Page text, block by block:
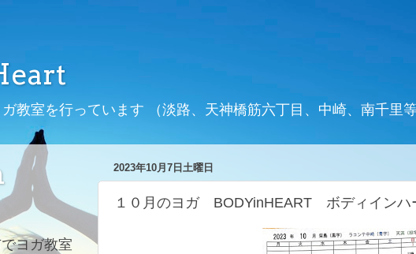
教室を行っています （淡路、天神橋筋六丁目、中崎、南千里
2023年10月7日土曜日
１０月のヨガ BODYinHEART ボディインハ
ヨガ教室